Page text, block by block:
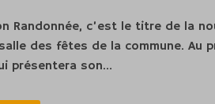
Randonnée, c’est le titre de la
des fêtes de la commune. Au
présentera son…